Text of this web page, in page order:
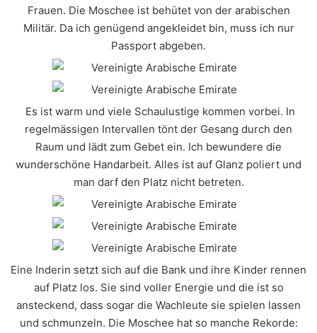
Frauen. Die Moschee ist behütet von der arabischen
Militär. Da ich genügend angekleidet bin, muss ich nur
Passport abgeben.
Es ist warm und viele Schaulustige kommen vorbei. In
regelmässigen Intervallen tönt der Gesang durch den
Raum und lädt zum Gebet ein. Ich bewundere die
wunderschöne Handarbeit. Alles ist auf Glanz poliert und
man darf den Platz nicht betreten.
Eine Inderin setzt sich auf die Bank und ihre Kinder rennen
auf Platz los. Sie sind voller Energie und die ist so
ansteckend, dass sogar die Wachleute sie spielen lassen
und schmunzeln. Die Moschee hat so manche Rekorde: